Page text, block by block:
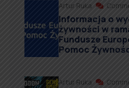
Artur Ruka
Informacja o
żywności w
Fundusze
Pomoc
Artur Ruka